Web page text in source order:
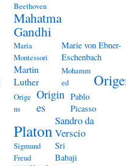
Beethoven
Mahatma
Gandhi
Maria
Montessori
Marie von Ebner-
Eschenbach
Martin
Luther
Mohamm
ed
Orige
ns
Origin
es
Pablo
Picasso
Platon
Sandro da
Verscio
Sigmund
Freud
Sri
Babaji